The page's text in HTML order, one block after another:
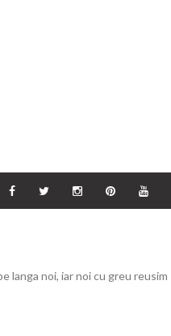
langa noi, iar noi cu greu reusim